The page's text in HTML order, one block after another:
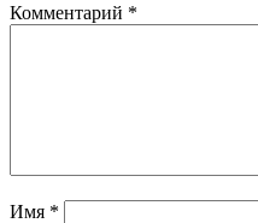
Комментарий *
Имя *